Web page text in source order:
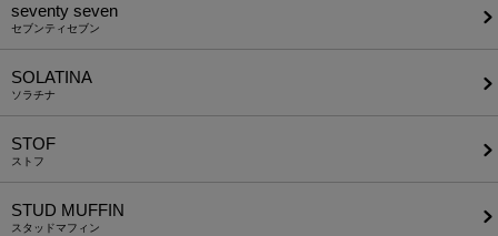
seventy seven
セブンティセブン
SOLATINA
ソラチナ
STOF
ストフ
STUD MUFFIN
スタッドマフィン